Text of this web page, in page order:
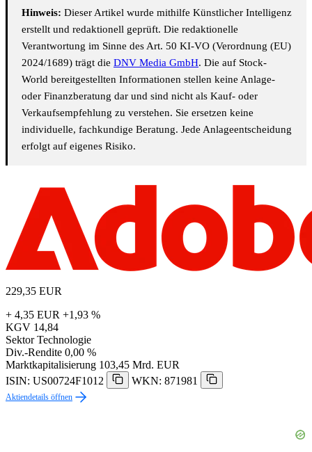
Hinweis: Dieser Artikel wurde mithilfe Künstlicher Intelligenz
erstellt und redaktionell geprüft. Die redaktionelle
Verantwortung im Sinne des Art. 50 KI-VO (Verordnung (EU)
2024/1689) trägt die DNV Media GmbH. Die auf Stock-
World bereitgestellten Informationen stellen keine Anlage-
oder Finanzberatung dar und sind nicht als Kauf- oder
Verkaufsempfehlung zu verstehen. Sie ersetzen keine
individuelle, fachkundige Beratung. Jede Anlageentscheidung
erfolgt auf eigenes Risiko.
229,35 EUR
+ 4,35 EUR +1,93 %
KGV 14,84
Sektor Technologie
Div.-Rendite 0,00 %
Marktkapitalisierung 103,45 Mrd. EUR
ISIN: US00724F1012
WKN: 871981
Aktiendetails öffnen